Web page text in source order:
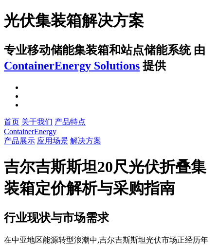
光伏集装箱解决方案
专业移动储能集装箱和站点储能系统 由
ContainerEnergy Solutions 提供
首页 关于我们 产品特点
ContainerEnergy
产品展示 应用场景 解决方案
吉尔吉斯斯坦20尺光伏折叠集
装箱定价解析与采购指南
行业现状与市场需求
在中亚地区能源转型浪潮中,吉尔吉斯斯坦光伏市场正经历年